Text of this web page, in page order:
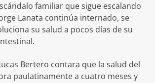
familiar que sigue escalando
Lanata continúa internado, se
su salud a pocos días de su
Bertero contara que la salud del
paulatinamente a cuatro meses y